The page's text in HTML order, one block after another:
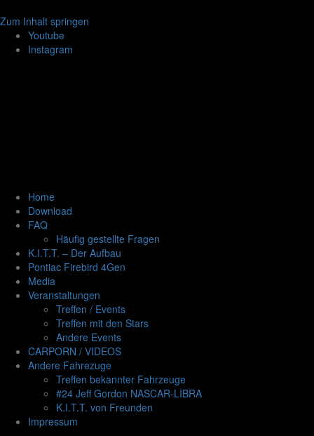
Zum Inhalt springen
Youtube
Instagram
Home
Download
FAQ
Häufig gestellte Fragen
K.I.T.T. – Der Aufbau
Pontiac Firebird 4Gen
Media
Veranstaltungen
Treffen / Events
Treffen mit den Stars
Andere Events
CARPORN / VIDEOS
Andere Fahrezuge
Treffen bekannter Fahrzeuge
#24 Jeff Gordon NASCAR-LIBRA
K.I.T.T. von Freunden
Impressum